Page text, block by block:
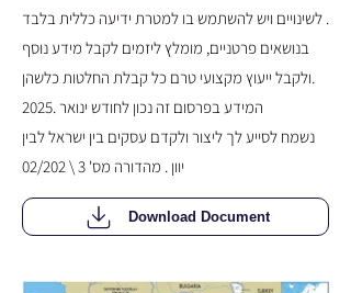
לשינויים ויש להשתמש בו למטרת ידיעה כללית בלבד .
בנושאים פרטניים, מומלץ ליזמים לקבל מידע נוסף
ולקבל ייעוץ מקצועי טרם כל קבלת החלטות כלשהן.
המידע בפרסום זה נכון לחודש ינואר .2025
נשמח לסייע לך ליצור ולקדם עסקים בין ישראל לבין
יוון . מהדורה מס' 3 \ 02/202
Download Document